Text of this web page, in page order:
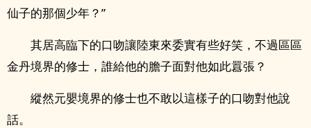
仙子的那個少年？”
其居高臨下的口吻讓陸東來委實有些好笑，不過區區
金丹境界的修士，誰給他的膽子面對他如此囂張？
縱然元嬰境界的修士也不敢以這樣子的口吻對他說
話。